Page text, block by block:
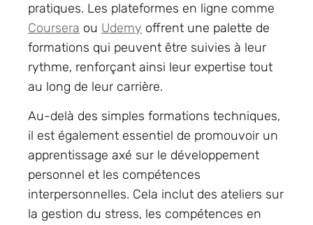
pratiques. Les plateformes en ligne comme
Coursera ou Udemy offrent une palette de
formations qui peuvent être suivies à leur
rythme, renforçant ainsi leur expertise tout
au long de leur carrière.
Au-delà des simples formations techniques,
il est également essentiel de promouvoir un
apprentissage axé sur le développement
personnel et les compétences
interpersonnelles. Cela inclut des ateliers sur
la gestion du stress, les compétences en